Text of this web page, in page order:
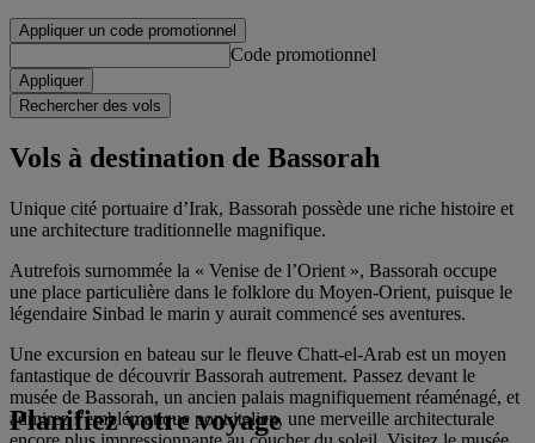
Appliquer un code promotionnel
Code promotionnel
Appliquer
Rechercher des vols
Vols à destination de Bassorah
Unique cité portuaire d’Irak, Bassorah possède une riche histoire et
une architecture traditionnelle magnifique.
Autrefois surnommée la « Venise de l’Orient », Bassorah occupe
une place particulière dans le folklore du Moyen-Orient, puisque le
légendaire Sinbad le marin y aurait commencé ses aventures.
Une excursion en bateau sur le fleuve Chatt-el-Arab est un moyen
fantastique de découvrir Bassorah autrement. Passez devant le
musée de Bassorah, un ancien palais magnifiquement réaménagé, et
admirez l’emblématique pont italien, une merveille architecturale
Planifiez votre voyage